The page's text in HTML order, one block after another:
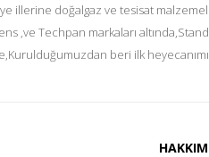
illerine doğalgaz ve tesisat
,ve Techpan markaları
beri ilk